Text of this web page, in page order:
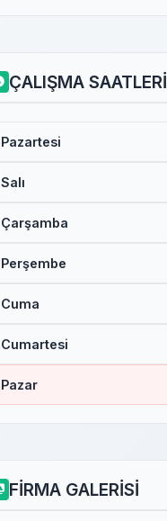
ÇALIŞMA SAATLERİ
Pazartesi
Salı
Çarşamba
Perşembe
Cuma
Cumartesi
Pazar
FİRMA GALERİSİ